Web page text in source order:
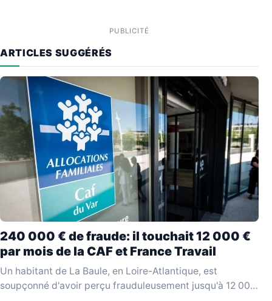
PUBLICITÉ
ARTICLES SUGGÉRÉS
240 000 € de fraude: il touchait 12 000 €
par mois de la CAF et France Travail
Un habitant de La Baule, en Loire-Atlantique, est
soupçonné d'avoir perçu frauduleusement jusqu'à 12 000